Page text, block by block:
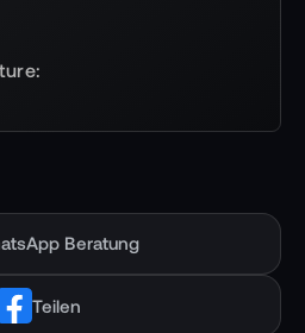
Beratung
Teilen